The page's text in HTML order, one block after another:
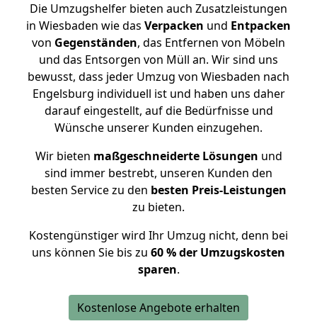
Die Umzugshelfer bieten auch Zusatzleistungen
in Wiesbaden wie das Verpacken und Entpacken
von Gegenständen, das Entfernen von Möbeln
und das Entsorgen von Müll an. Wir sind uns
bewusst, dass jeder Umzug von Wiesbaden nach
Engelsburg individuell ist und haben uns daher
darauf eingestellt, auf die Bedürfnisse und
Wünsche unserer Kunden einzugehen.
Wir bieten maßgeschneiderte Lösungen und
sind immer bestrebt, unseren Kunden den
besten Service zu den besten Preis-Leistungen
zu bieten.
Kostengünstiger wird Ihr Umzug nicht, denn bei
uns können Sie bis zu 60 % der Umzugskosten
sparen.
Kostenlose Angebote erhalten